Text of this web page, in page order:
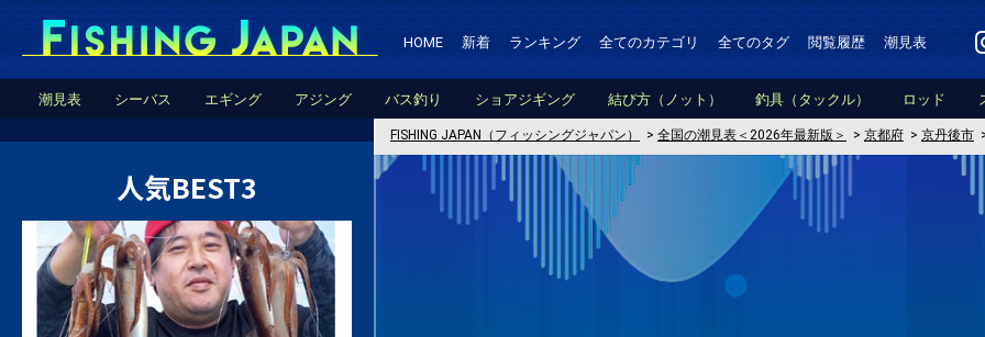
HOME 新着 ランキング 全てのカテゴリ 全てのタグ 閲覧履歴 潮見表
潮見表 シーバス エギング アジング バス釣り ショアジギング 結び方（ノット） 釣具（タックル） ロッド
FISHING JAPAN（フィッシングジャパン） > 全国の潮見表＜2026年最新版＞ > 京都府 > 京丹後市
人気BEST3